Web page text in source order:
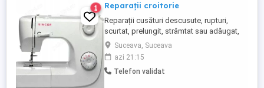
1 Reparații croitorie
Reparații cusături descusute, rupturi,
scurtat, prelungit, strâmtat sau adăugat,
cusut nasturi , fermuarele, nasturi și
materialele pentru reparații ale clientului,
rochii, fuste, pulovere, pantaloni, cămăși.
Suceava, Suceava
azi 21:15
Telefon validat